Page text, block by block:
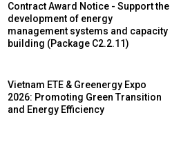
Contract Award Notice - Support the
development of energy
management systems and capacity
building (Package C2.2.11)
Vietnam ETE & Greenergy Expo
2026: Promoting Green Transition
and Energy Efficiency